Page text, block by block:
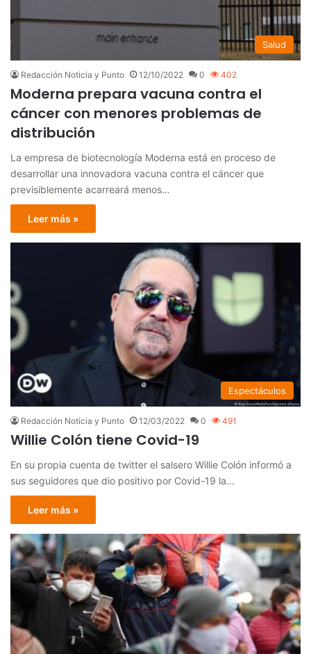
Salud
Redacción Noticia y Punto 12/10/2022 0 402
Moderna prepara vacuna contra el
cáncer con menores problemas de
distribución
La empresa de biotecnología Moderna está en proceso de
desarrollar una innovadora vacuna contra el cáncer que
previsiblemente acarreará menos…
Leer más »
Espectáculos
Redacción Noticia y Punto 12/03/2022 0 491
Willie Colón tiene Covid-19
En su propia cuenta de twitter el salsero Willie Colón informó a
sus seguidores que dio positivo por Covid-19 la…
Leer más »